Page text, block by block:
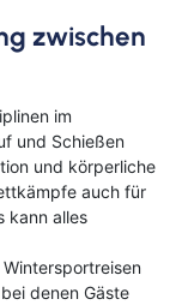
zwischen
im
und Schießen
und körperliche
auch für
kann alles
denen Gäste